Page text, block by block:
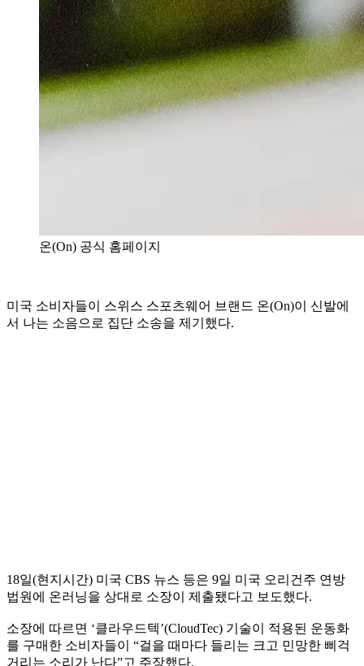
온(On) 공식 홈페이지
미국 소비자들이 스위스 스포츠웨어 브랜드 온(On)이 신발에
서 나는 소음으로 집단 소송을 제기했다.
18일(현지시간) 미국 CBS 뉴스 등은 9일 미국 오리건주 연방
법원에 온러닝을 상대로 소장이 제출됐다고 보도했다.
소장에 따르면 ‘클라우드텍’(CloudTec) 기술이 적용된 운동화
를 구매한 소비자들이 “걸을 때마다 들리는 크고 민망한 삐걱
거리는 소리가 난다”고 주장했다.